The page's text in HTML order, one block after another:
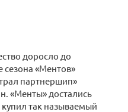
доросло до
«Ментов»
партнершип»
«Менты» достались
купил так называемый